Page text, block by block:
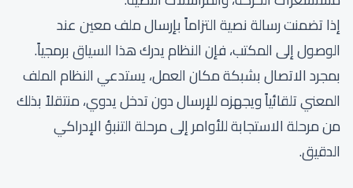
إذا تضمنت رسالة نصية التزاماً بإرسال ملف معين عند
الوصول إلى المكتب، فإن النظام يدرك هذا السياق برمجياً.
بمجرد الاتصال بشبكة مكان العمل، يستدعي النظام الملف
المعني تلقائياً ويجهزه للإرسال دون تدخل يدوي، منتقلاً بذلك
من مرحلة الاستجابة للأوامر إلى مرحلة التنبؤ الإدراكي
الدقيق.